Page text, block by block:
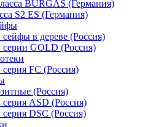
BURGAS (Германия)
S2 ES (Германия)
в дереве (Россия)
GOLD (Россия)
FC (Россия)
(Россия)
ASD (Россия)
DSC (Россия)